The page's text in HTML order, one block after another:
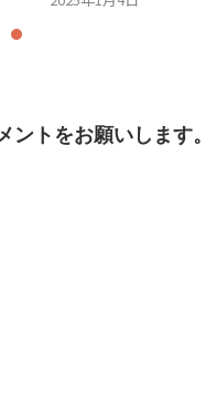
ントをお願いします。